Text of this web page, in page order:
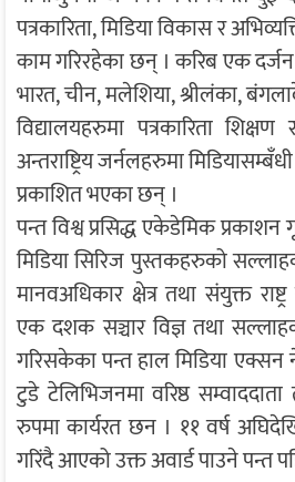
पत्रकारिता, मिडिया विकास र
काम गरिरहेका छन् । करिब एक
भारत, चीन, मलेशिया, श्रीलंका,
विद्यालयहरुमा पत्रकारिता
अन्तराष्ट्रिय जर्नलहरुमा
प्रकाशित भएका छन् ।
पन्त विश्व प्रसिद्ध एकेडेमिक
मिडिया सिरिज पुस्तकहरुको
मानवअधिकार क्षेत्र तथा संयुक्त
एक दशक सञ्चार विज्ञ तथा
गरिसकेका पन्त हाल मिडिया एक्सन
टुडे टेलिभिजनमा वरिष्ठ सम्वाददाता
रुपमा कार्यरत छन । ११ वर्ष
गरिंदै आएको उक्त अवार्ड पाउने पन्त